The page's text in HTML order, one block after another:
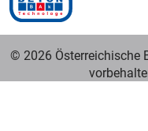
© 2026 Österreichische